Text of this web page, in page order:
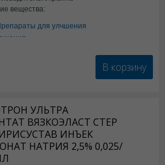
вещества:
для улчшения
В корзину
УЛЬТРА
ВЯЗКОЭЛАСТ СТЕР
ИНЪЕК
НАТРИЯ 2,5% 0,025/